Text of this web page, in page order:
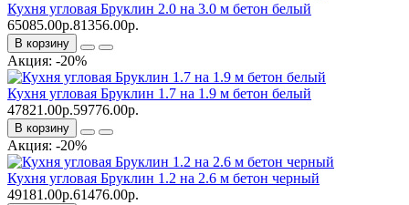
Кухня угловая Бруклин 2.0 на 3.0 м бетон белый
65085.00р.81356.00р.
В корзину
Акция: -20%
Кухня угловая Бруклин 1.7 на 1.9 м бетон белый
47821.00р.59776.00р.
В корзину
Акция: -20%
Кухня угловая Бруклин 1.2 на 2.6 м бетон черный
49181.00р.61476.00р.